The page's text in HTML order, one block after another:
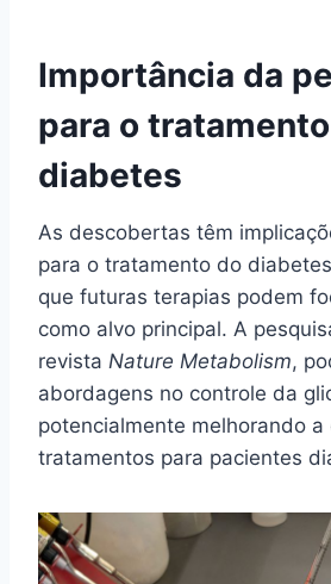
Importância da
para o
diabetes
As descobertas têm
para o tratamento do
que futuras terapias podem
como alvo principal. A
revista Nature Metabolism,
abordagens no controle da
potencialmente melhorando a
tratamentos para pacientes